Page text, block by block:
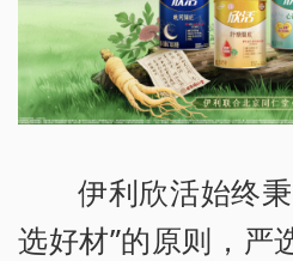
伊利欣活始终
选好材”的原则，严